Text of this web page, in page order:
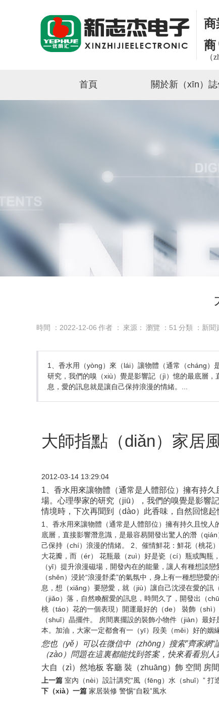
商
商
以
（
首頁 關於新（xīn）
時間 ：2022-12-06 作者 ： 來源： 瀏覽 ： 51 分類 ：新聞
1、香水用（yòng）來（lái）讓物體（通常（cháng
研究，我們的嗅（xiù）覺是影響記（jì）憶的最底層
息，愛的訊息就是讓自己保持浪漫的情緒。...
大師指點（diǎn）家居
2012-03-14 13:29:04
1、香水用來讓物體（通常是人體部位）擁有持
場。心理學家的研究（jiū），我們的嗅覺是影響
情境時，下次再聞到（dào）此香味，自然回憶
1、香水用來讓物體（通常是人體部位）擁有持久且悅
底層，直接影響潛意識，是最容易開發出驚人的潛（
己保持（chí）浪漫的情緒。 2、催情鮮花：鮮花（桃花
大花瓣，而（ér） 花瓶最（zuì）好是瓷（cí）瓶或陶瓶
（yǐ）提升浪漫磁場，開發內在的能量，讓人有種想談
（shěn）浸於“浪漫舒柔”的氣氛中，身上有一種想戀
息，想（xiǎng）要戀愛，就（jiù）讓自己沈浸在愛的
（jiǎo）落，自然喚醒愛的訊息，時間久了，開發出（
桃（táo）花的一個表現）開運最好的（de） 裝飾（shì
（shuǐ）晶擺件。 房間裏擺設的裝飾小物件（jiàn）最
本。加油，大家一定都會有一（yī）段美（měi）好的姻緣
您也（yě）可以在微信中（zhōng）搜索”齊家網
（zào）問題在這裏都能找到答案，快來看看別人
大自（zì）然地板 客廳 裝（zhuāng）飾 空間 房
上一篇 室內（nèi）設計講究“風（fēng）水（shuǐ）” 打
下（xià）一篇 家居裝修 警惕“自殺”風水